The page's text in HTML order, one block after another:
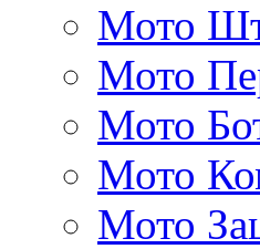
Мото
Мото
Мото
Мото
Мото